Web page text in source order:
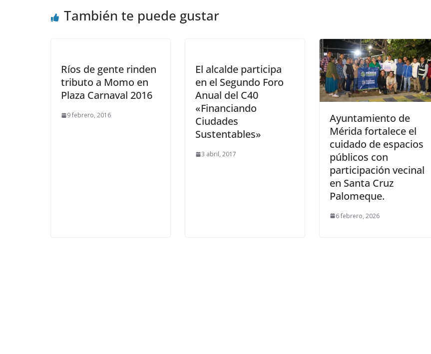
También te puede gustar
Ríos de gente rinden
tributo a Momo en
Plaza Carnaval 2016
9 febrero, 2016
El alcalde participa
en el Segundo Foro
Anual del C40
«Financiando
Ciudades
Sustentables»
3 abril, 2017
Ayuntamiento de
Mérida fortalece el
cuidado de espacios
públicos con
participación vecinal
en Santa Cruz
Palomeque.
6 febrero, 2026